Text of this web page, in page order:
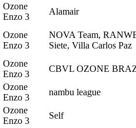
Ozone
Enzo 3
Alamair
Ozone
Enzo 3
NOVA Team,
Siete, Villa Carlos Paz
Ozone
Enzo 3
CBVL OZONE
Ozone
Enzo 3
nambu league
Ozone
Enzo 3
Self